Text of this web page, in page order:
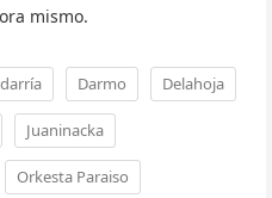
mismo.
Darmo Delahoja
Juaninacka
Orkesta Paraiso